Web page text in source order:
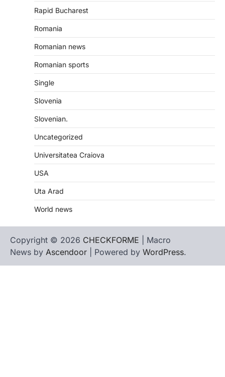
Rapid Bucharest
Romania
Romanian news
Romanian sports
Single
Slovenia
Slovenian.
Uncategorized
Universitatea Craiova
USA
Uta Arad
World news
Copyright © 2026 CHECKFORME | Macro
News by Ascendoor | Powered by WordPress.